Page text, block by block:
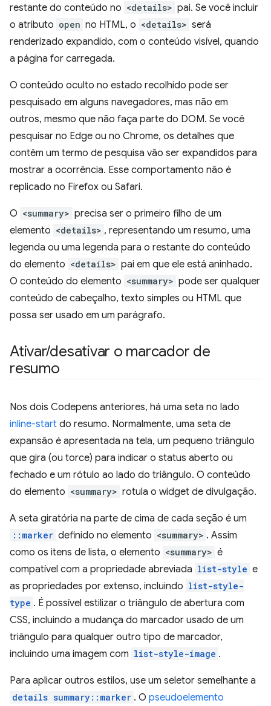
restante do conteúdo no <details> pai. Se você incluir
o atributo open no HTML, o <details> será
renderizado expandido, com o conteúdo visível, quando
a página for carregada.
O conteúdo oculto no estado recolhido pode ser
pesquisado em alguns navegadores, mas não em
outros, mesmo que não faça parte do DOM. Se você
pesquisar no Edge ou no Chrome, os detalhes que
contêm um termo de pesquisa vão ser expandidos para
mostrar a ocorrência. Esse comportamento não é
replicado no Firefox ou Safari.
O <summary> precisa ser o primeiro filho de um
elemento <details> , representando um resumo, uma
legenda ou uma legenda para o restante do conteúdo
do elemento <details> pai em que ele está aninhado.
O conteúdo do elemento <summary> pode ser qualquer
conteúdo de cabeçalho, texto simples ou HTML que
possa ser usado em um parágrafo.
Ativar/desativar o marcador de
resumo
Nos dois Codepens anteriores, há uma seta no lado
inline-start do resumo. Normalmente, uma seta de
expansão é apresentada na tela, um pequeno triângulo
que gira (ou torce) para indicar o status aberto ou
fechado e um rótulo ao lado do triângulo. O conteúdo
do elemento <summary> rotula o widget de divulgação.
A seta giratória na parte de cima de cada seção é um
::marker definido no elemento <summary> . Assim
como os itens de lista, o elemento <summary> é
compatível com a propriedade abreviada list-style e
as propriedades por extenso, incluindo list-style-
type . É possível estilizar o triângulo de abertura com
CSS, incluindo a mudança do marcador usado de um
triângulo para qualquer outro tipo de marcador,
incluindo uma imagem com list-style-image .
Para aplicar outros estilos, use um seletor semelhante a
details summary::marker . O pseudoelemento